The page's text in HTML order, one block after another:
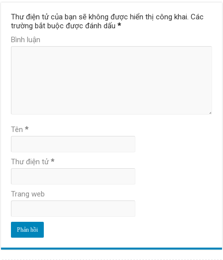
Thư điện tử của bạn sẽ không được hiển thị công khai. Các
trường bắt buộc được đánh dấu*
Bình luận
Tên*
Thư điện tử*
Trang web